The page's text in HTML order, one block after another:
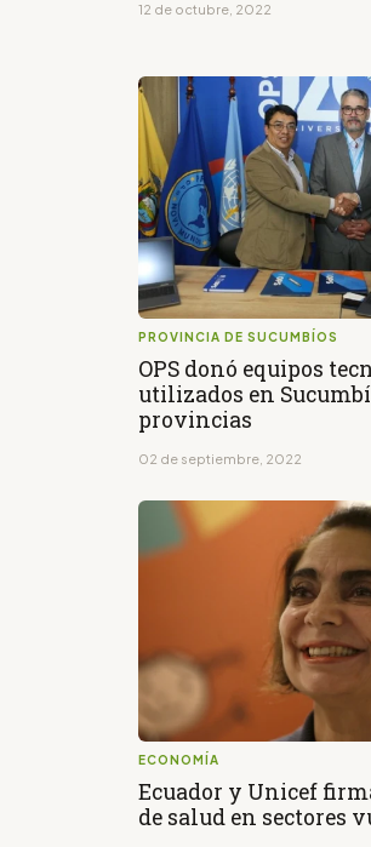
12 de octubre, 2022
PROVINCIA DE SUCUMBÍOS
OPS donó equipos
utilizados en
provincias
02 de septiembre, 2022
ECONOMÍA
Ecuador y Unicef
de salud en sectores